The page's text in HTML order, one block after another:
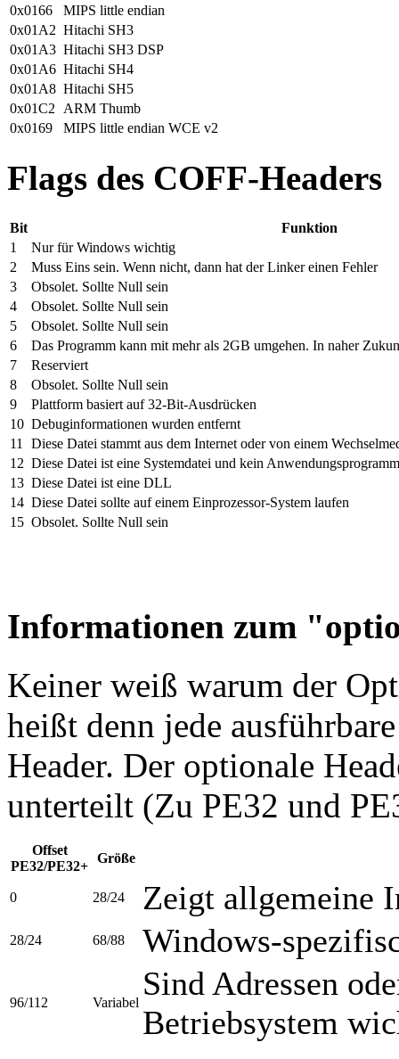
0x0166
MIPS little endian
0x01A2 Hitachi SH3
0x01A3 Hitachi SH3 DSP
0x01A6 Hitachi SH4
0x01A8 Hitachi SH5
0x01C2
ARM Thumb
0x0169
MIPS little endian WCE v2
Flags des COFF-Headers
Bit
Funktion
1
Nur für Windows wichtig
2
Muss Eins sein. Wenn nicht, dann hat der Linker einen Fehler
3
Obsolet. Sollte Null sein
4
Obsolet. Sollte Null sein
5
Obsolet. Sollte Null sein
6
Das Programm kann mit mehr als 2GB umgehen. In naher
7
Reserviert
8
Obsolet. Sollte Null sein
9
Plattform basiert auf 32-Bit-Ausdrücken
10 Debuginformationen wurden entfernt
11
Diese Datei stammt aus dem Internet oder von einem
12 Diese Datei ist eine Systemdatei und kein Anwendungsprogramm
13 Diese Datei ist eine DLL
14 Diese Datei sollte auf einem Einprozessor-System laufen
15 Obsolet. Sollte Null sein
Informationen zum
Keiner weiß warum der
heißt denn jede
Header. Der optionale
unterteilt (Zu PE32 und
Offset
PE32/PE32+
Größe
0 28/24 Zeigt allgemeine
28/24 68/88 Windows-
96/112 Variabel
Sind Adressen
Betriebsystem